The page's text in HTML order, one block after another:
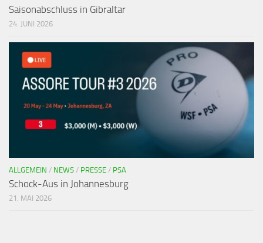
Saisonabschluss in Gibraltar
24. JUNI 2026
ALLGEMEIN / NEWS / PRESSE / PSA
Schock-Aus in Johannesburg
21. MAI 2026